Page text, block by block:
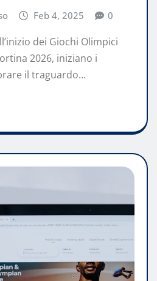
Feb 4, 2025 0
dei Giochi Olimpici
2026, iniziano i
il traguardo…